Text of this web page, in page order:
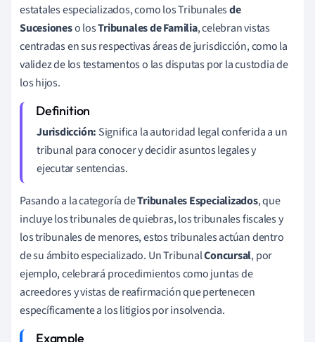
estatales especializados, como los Tribunalesde
Sucesioneso losTribunales de Familia, celebran vistas
centradas en sus respectivas áreas de jurisdicción, como la
validez de los testamentos o las disputas por la custodia de
los hijos.
Jurisdicción: Significa la autoridad legal conferida a un
tribunal para conocer y decidir asuntos legales y
ejecutar sentencias.
Pasando a la categoría deTribunales Especializados, que
incluye los tribunales de quiebras, los tribunales fiscales y
los tribunales de menores, estos tribunales actúan dentro
de su ámbito especializado. Un TribunalConcursal, por
ejemplo, celebrará procedimientos como juntas de
acreedores y vistas de reafirmación que pertenecen
específicamente a los litigios por insolvencia.